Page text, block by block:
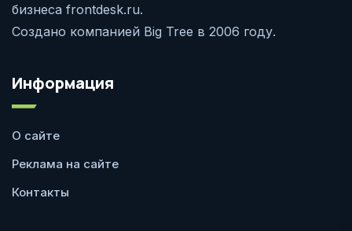
бизнеса frontdesk.ru.
Создано компанией Big Tree в 2006 году.
Информация
О сайте
Реклама на сайте
Контакты